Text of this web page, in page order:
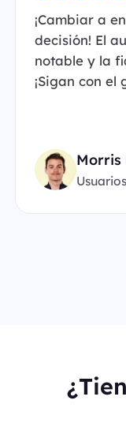
¡Cambiar a
decisión! El
notable y la
¡Sigan con el
Morris